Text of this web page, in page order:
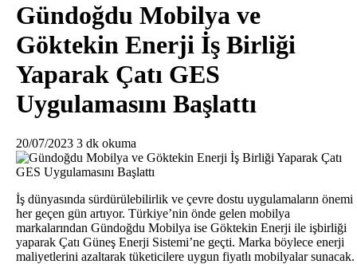
Gündoğdu Mobilya ve
Göktekin Enerji İş Birliği
Yaparak Çatı GES
Uygulamasını Başlattı
20/07/2023 3 dk okuma
İş dünyasında sürdürülebilirlik ve çevre dostu uygulamaların önemi
her geçen gün artıyor. Türkiye’nin önde gelen mobilya
markalarından Gündoğdu Mobilya ise Göktekin Enerji ile işbirliği
yaparak Çatı Güneş Enerji Sistemi’ne geçti. Marka böylece enerji
maliyetlerini azaltarak tüketicilere uygun fiyatlı mobilyalar sunacak.